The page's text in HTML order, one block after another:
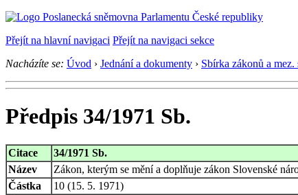
Přejít na hlavní navigaci Přejít na navigaci sekce
Nacházíte se: Úvod › Jednání a dokumenty › Sbírka zákonů a mez.
Předpis 34/1971 Sb.
Citace
34/1971 Sb.
Název
Zákon, kterým se mění a doplňuje zákon Slovenské
Částka
10 (15. 5. 1971)